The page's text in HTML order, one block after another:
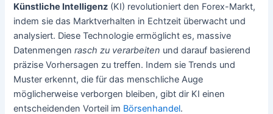
Künstliche Intelligenz (KI) revolutioniert den Forex-Markt,
indem sie das Marktverhalten in Echtzeit überwacht und
analysiert. Diese Technologie ermöglicht es, massive
Datenmengenrasch zu verarbeiten und darauf basierend
präzise Vorhersagen zu treffen. Indem sie Trends und
Muster erkennt, die für das menschliche Auge
möglicherweise verborgen bleiben, gibt dir KI einen
entscheidenden Vorteil im Börsenhandel.